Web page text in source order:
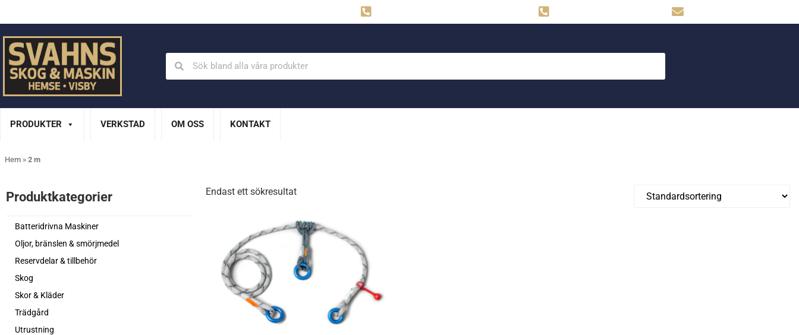
PRODUKTER VERKSTAD OM OSS KONTAKT
Hem » 2 m
Produktkategorier​
Batteridrivna Maskiner
Oljor, bränslen & smörjmedel
Reservdelar & tillbehör
Skog
Skor & Kläder
Trädgård
Utrustning
Endast ett sökresultat